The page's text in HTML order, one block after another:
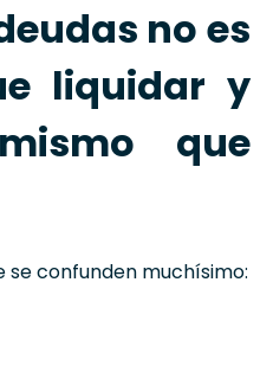
no es
liquidar y
que
confunden muchísimo: